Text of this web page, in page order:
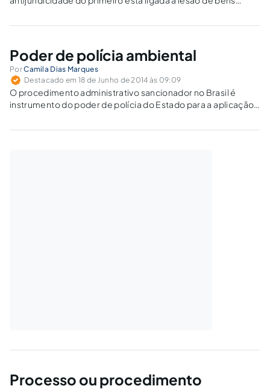
administrativa.
Poder de polícia ambiental
PorCamila Dias Marques
Destacado em 18 de Junho de 2014 às 09:09
O procedimento administrativo sancionador no Brasil é
instrumento do poder de polícia do Estado para a aplicação
administrativos. Nada tem a ver com os ilícitos penais.
Processo ou procedimento